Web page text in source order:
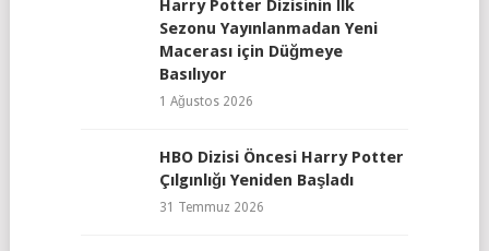
Harry Potter Dizisinin İlk
Sezonu Yayınlanmadan Yeni
Macerası için Düğmeye
Basılıyor
1 Ağustos 2026
HBO Dizisi Öncesi Harry Potter
Çılgınlığı Yeniden Başladı
31 Temmuz 2026